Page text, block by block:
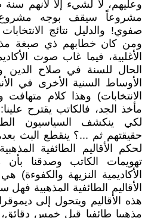
وعليهم، لا لشيء إلا لأنهم
مشروعاً سيقف بوجه
صفوي! والدليل نتائج
ومن كان خطابهم ذي صبغة
الأغلبية، فيما غاب صوت
الحال للسنة في صلاح الدين
الأوساط السنية الأخرى في
الانتخابات) وهذا كلام
مأخذ الجد، فالكاتب يقترح علينا:
لكي ينكشف السياسيون
حقيقتهم ثم ...؟ ينقطع البث
لحكم الأقاليم الطائفية
تهويمات الكاتب وصدقنا
الأكاديمية النزيهة
الأقاليم الطائفية المذهبية
هذه الأقاليم ويتحول إلى
مذهبيا طائفيا قبل خمس دقائق،